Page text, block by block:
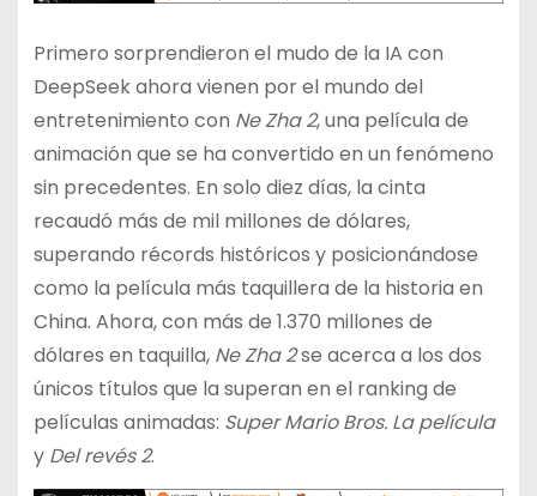
Primero sorprendieron el mudo de la IA con
DeepSeek ahora vienen por el mundo del
entretenimiento con Ne Zha 2, una película de
animación que se ha convertido en un fenómeno
sin precedentes. En solo diez días, la cinta
recaudó más de mil millones de dólares,
superando récords históricos y posicionándose
como la película más taquillera de la historia en
China. Ahora, con más de 1.370 millones de
dólares en taquilla, Ne Zha 2se acerca a los dos
únicos títulos que la superan en el ranking de
películas animadas: Super Mario Bros. La película
y Del revés 2.